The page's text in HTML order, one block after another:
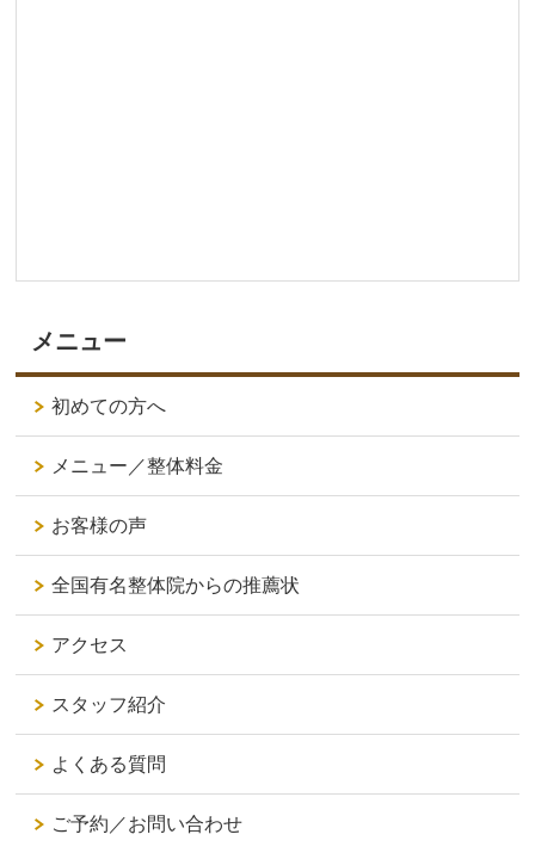
メニュー
初めての方へ
メニュー／整体料金
お客様の声
全国有名整体院からの推薦状
アクセス
スタッフ紹介
よくある質問
ご予約／お問い合わせ